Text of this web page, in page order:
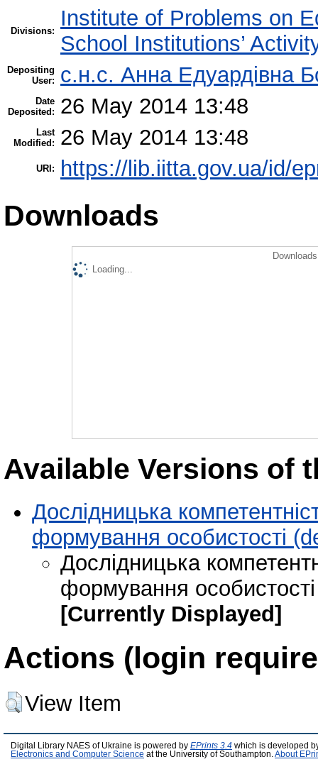
Divisions:
Institute of Problems on
School Institutions’
Depositing
User:
с.н.с. Анна Едуардівна
Date
Deposited:
26 May 2014 13:48
Last
Modified:
26 May 2014 13:48
URI: https://lib.iitta.gov.ua/id/
Downloads
Loading...
Available Versions of
Дослідницька
формування особистості
Дослідницька
формування
[Currently Displayed]
Actions (login
View Item
Digital Library NAES of Ukraine is powered by EPrints 3.4 which is developed
Electronics and Computer Science at the University of Southampton. About